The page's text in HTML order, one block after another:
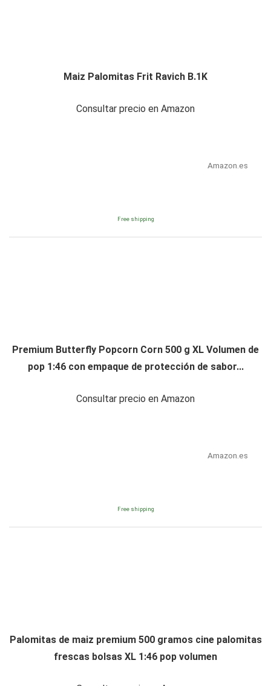
Maiz Palomitas Frit Ravich B.1K
Consultar precio en Amazon
Amazon.es
Free shipping
Premium Butterfly Popcorn Corn 500 g XL Volumen de
pop 1:46 con empaque de protección de sabor...
Consultar precio en Amazon
Amazon.es
Free shipping
Palomitas de maiz premium 500 gramos cine palomitas
frescas bolsas XL 1:46 pop volumen